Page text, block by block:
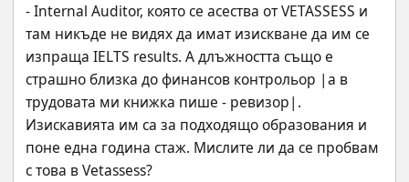
- Internal Auditor, която се асества от VETASSESS и
там никъде не видях да имат изискване да им се
изпраща IELTS results. А длъжността също е
страшно близка до финансов контрольор |а в
трудовата ми книжка пише - ревизор|.
Изискавията им са за подходящо образования и
поне една година стаж. Мислите ли да се пробвам
с това в Vetassess?